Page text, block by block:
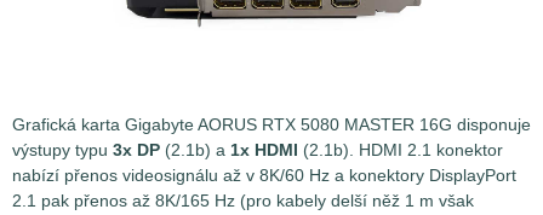
Grafická karta Gigabyte AORUS RTX 5080 MASTER 16G disponuje
výstupy typu 3x DP (2.1b) a 1x HDMI (2.1b). HDMI 2.1 konektor
nabízí přenos videosignálu až v 8K/60 Hz a konektory DisplayPort
2.1 pak přenos až 8K/165 Hz (pro kabely delší něž 1 m však